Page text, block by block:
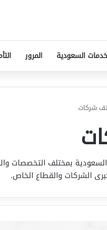
خدمات السعودية المرور
شركات
بمختلف التخصصات
الشركات والقطاع الخاص.